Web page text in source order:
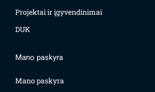
Projektai ir įgyvendinimai
DUK
Mano paskyra
Mano paskyra